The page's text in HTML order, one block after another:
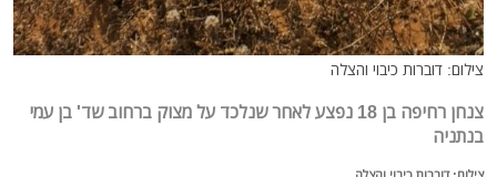
צילום: דוברות כיבוי והצלה
צנחן רחיפה בן 18 נפצע לאחר שנלכד על מצוק ברחוב שד' בן עמי
בנתניה